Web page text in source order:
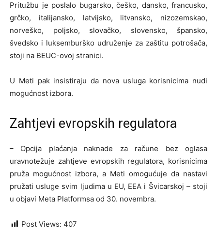
Pritužbu je poslalo bugarsko, češko, dansko, francusko,
grčko, italijansko, latvijsko, litvansko, nizozemskao,
norveško, poljsko, slovačko, slovensko, špansko,
švedsko i luksemburško udruženje za zaštitu potrošača,
stoji na BEUC-ovoj stranici.
U Meti pak insistiraju da nova usluga korisnicima nudi
mogućnost izbora.
Zahtjevi evropskih regulatora
– Opcija plaćanja naknade za račune bez oglasa
uravnotežuje zahtjeve evropskih regulatora, korisnicima
pruža mogućnost izbora, a Meti omogućuje da nastavi
pružati usluge svim ljudima u EU, EEA i Švicarskoj – stoji
u objavi Meta Platformsa od 30. novembra.
Post Views: 407